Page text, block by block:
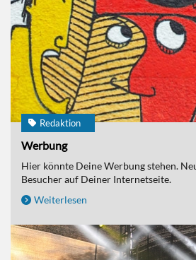
Redaktion
Werbung
Hier könnte Deine Werbung stehen.
Besucher auf Deiner Internetseite.
Weiterlesen